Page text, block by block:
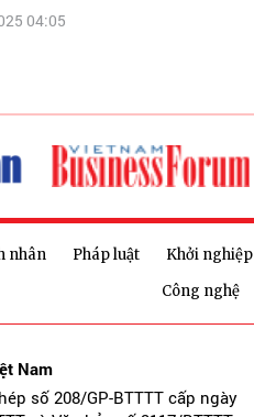
04:05
nhân Pháp luật Khởi nghiệp
Công nghệ
Nam
số 208/GP-BTTTT cấp ngày